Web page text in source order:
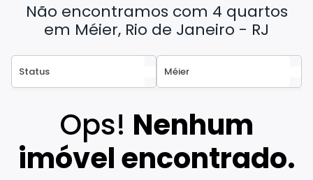
Não encontramos com 4 quartos
em Méier, Rio de Janeiro - RJ
Ops! Nenhum
imóvel encontrado.